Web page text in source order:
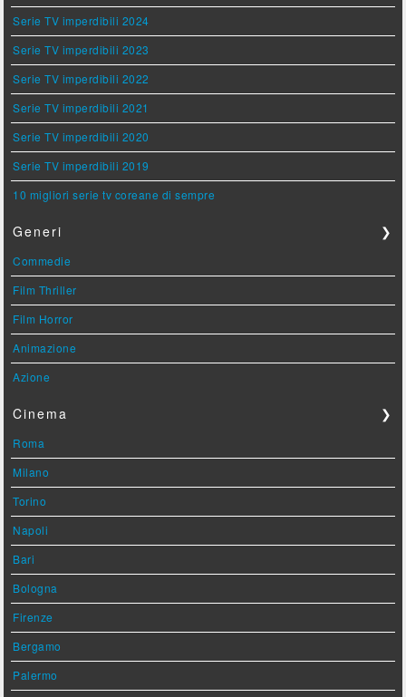
Serie TV imperdibili 2024
Serie TV imperdibili 2023
Serie TV imperdibili 2022
Serie TV imperdibili 2021
Serie TV imperdibili 2020
Serie TV imperdibili 2019
10 migliori serie tv coreane di sempre
Generi ❯
Commedie
Film Thriller
Film Horror
Animazione
Azione
Cinema ❯
Roma
Milano
Torino
Napoli
Bari
Bologna
Firenze
Bergamo
Palermo